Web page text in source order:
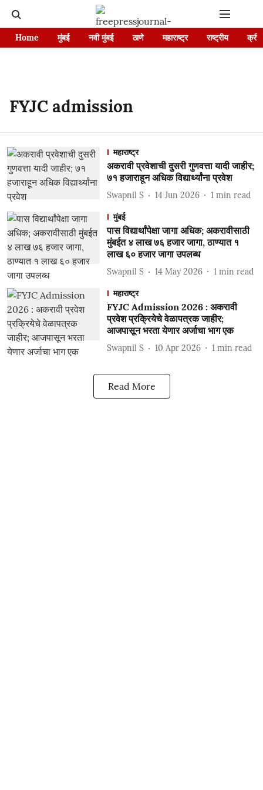
Home मुंबई नवी मुंबई ठाणे महाराष्ट्र राष्ट्रीय
FYJC admission
महाराष्ट्र
अकरावी प्रवेशाची दुसरी गुणवत्ता यादी जाहीर;
७१ हजाराहून अधिक विद्यार्थ्यांना प्रवेश
Swapnil S 14 Jun 2026 1 min read
मुंबई
पास विद्यार्थांपेक्षा जागा अधिक; अकरावीसाठी
मुंबईत ४ लाख ७६ हजार जागा, ठाण्यात १
लाख ६० हजार जागा उपलब्ध
Swapnil S 14 May 2026 1 min read
महाराष्ट्र
FYJC Admission 2026 : अकरावी
प्रवेश प्रक्रियेचे वेळापत्रक जाहीर;
आजपासून भरता येणार अर्जाचा भाग एक
Swapnil S 10 Apr 2026 1 min read
Read More